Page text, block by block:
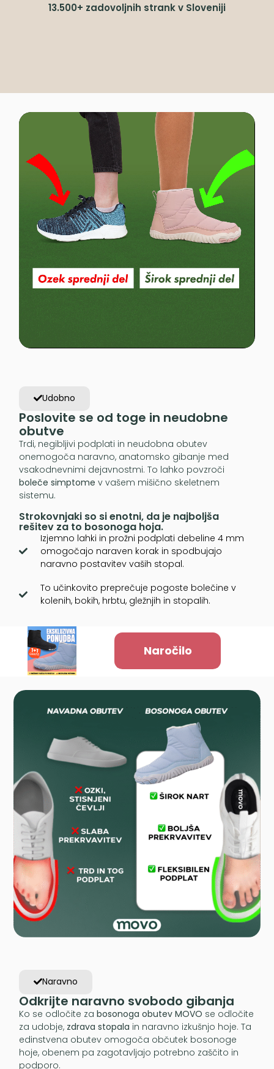
13.500+ zadovoljnih strank v Sloveniji
Udobno
Poslovite se od toge in neudobne
obutve
Trdi, negibljivi podplati in neudobna obutev
onemogoča naravno, anatomsko gibanje med
vsakodnevnimi dejavnostmi. To lahko povzroči
boleče simptome v vašem mišično skeletnem
sistemu.
Strokovnjaki so si enotni, da je najboljša
rešitev za to bosonoga hoja.
Izjemno lahki in prožni podplati debeline 4 mm
omogočajo naraven korak in spodbujajo
naravno postavitev vaših stopal.
To učinkovito preprečuje pogoste bolečine v
kolenih, bokih, hrbtu, gležnjih in stopalih.
Naročilo
Naravno
Odkrijte naravno svobodo gibanja
Ko se odločite zabosonoga obutev MOVO se odločite
za udobje, zdrava stopala in naravno izkušnjo hoje. Ta
edinstvena obutev omogoča občutek bosonoge
hoje, obenem pa zagotavljajo potrebno zaščito in
podporo.